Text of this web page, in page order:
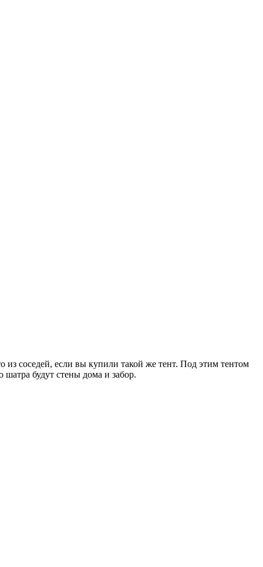
из соседей, если вы купили такой же тент. Под этим тентом
будут стены дома и забор.